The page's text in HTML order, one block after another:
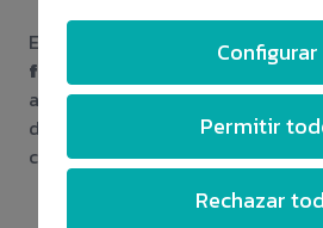
Es importante
dejar que la
foliculares están adaptadas
afeitarse o recortarse los pelos
de consultarlo con el equipo
cuándo será el mejor momento
Configurar
Permitir
Rechazar